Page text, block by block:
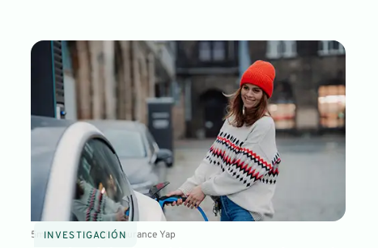
INVESTIGACIÓN
5 minJun 1, 2025ByLaurance Yap